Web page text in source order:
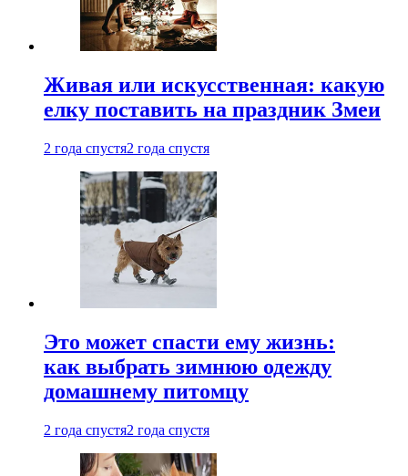
Живая или искусственная: какую
елку поставить на праздник Змеи
2 года спустя2 года спустя
Это может спасти ему жизнь:
как выбрать зимнюю одежду
домашнему питомцу
2 года спустя2 года спустя